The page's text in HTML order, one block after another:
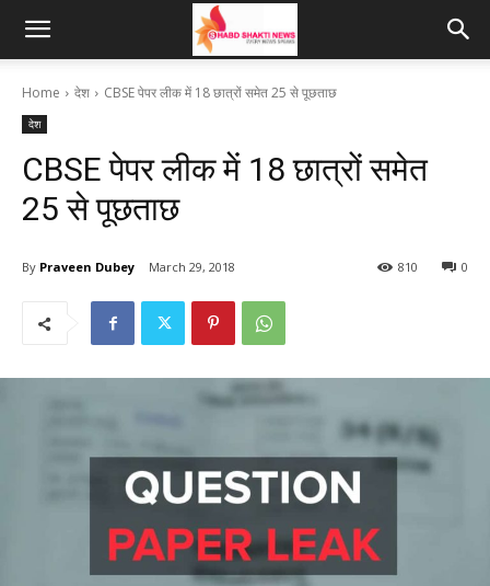
Home देश CBSE पेपर लीक में 18 छात्रों समेत 25 से पूछताछ
देश
CBSE पेपर लीक में 18 छात्रों समेत
25 से पूछताछ
By Praveen Dubey March 29, 2018 0
810